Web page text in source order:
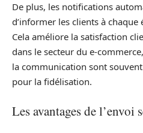
De plus, les notifications
d’informer les clients à
Cela améliore la satisfaction
dans le secteur du e-
la communication sont
pour la fidélisation.
Les avantages de l’envoi